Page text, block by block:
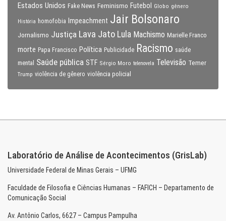
Estados Unidos Fake News Feminismo Futebol Globo gênero
História homofobia Impeachment Jair Bolsonaro
Jornalismo Justiça Lava Jato Lula Machismo Marielle Franco
morte Papa Francisco Política Publicidade Racismo saúde
mental
Saúde pública STF Sérgio Moro telenovela Televisão Temer
Trump violência de gênero violência policial
Laboratório de Análise de Acontecimentos (GrisLab)
Universidade Federal de Minas Gerais – UFMG
Faculdade de Filosofia e Ciências Humanas – FAFICH – Departamento de
Comunicação Social
Av. Antônio Carlos, 6627 – Campus Pampulha